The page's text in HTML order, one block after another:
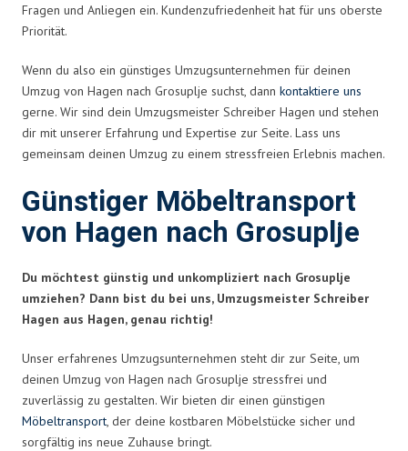
Fragen und Anliegen ein. Kundenzufriedenheit hat für uns oberste
Priorität.
Wenn du also ein günstiges Umzugsunternehmen für deinen
Umzug von Hagen nach Grosuplje suchst, dann kontaktiere uns
gerne. Wir sind dein Umzugsmeister Schreiber Hagen und stehen
dir mit unserer Erfahrung und Expertise zur Seite. Lass uns
gemeinsam deinen Umzug zu einem stressfreien Erlebnis machen.
Günstiger Möbeltransport
von Hagen nach Grosuplje
Du möchtest günstig und unkompliziert nach Grosuplje
umziehen? Dann bist du bei uns, Umzugsmeister Schreiber
Hagen aus Hagen, genau richtig!
Unser erfahrenes Umzugsunternehmen steht dir zur Seite, um
deinen Umzug von Hagen nach Grosuplje stressfrei und
zuverlässig zu gestalten. Wir bieten dir einen günstigen
Möbeltransport, der deine kostbaren Möbelstücke sicher und
sorgfältig ins neue Zuhause bringt.